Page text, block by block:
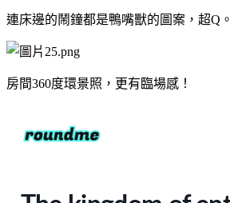
連床邊的鬧鐘都是鴨嘴獸的圖案，超Q。
房間360度環景照，更有臨場感！